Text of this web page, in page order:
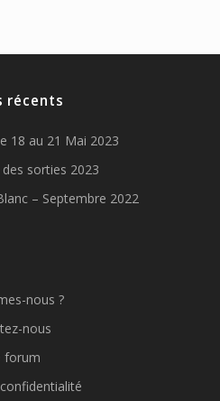
récents
18 au 21 Mai 2023
sorties 2023
– Septembre 2022
nous ?
nous
forum